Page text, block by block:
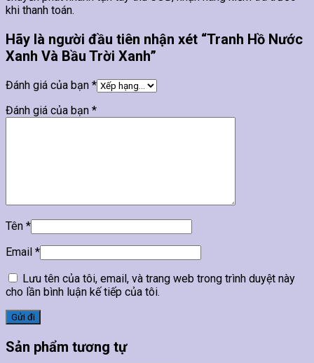
khi thanh toán.
Hãy là người đầu tiên nhận xét “Tranh Hồ Nước
Xanh Và Bầu Trời Xanh”
Đánh giá của bạn *
Đánh giá của bạn *
Tên *
Email *
Lưu tên của tôi, email, và trang web trong trình duyệt này
cho lần bình luận kế tiếp của tôi.
Sản phẩm tương tự